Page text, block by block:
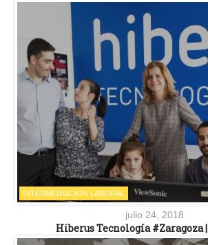
INTERMEDIACIÓN LABORAL
julio 24, 2018
Hiberus Tecnología #Zaragoza